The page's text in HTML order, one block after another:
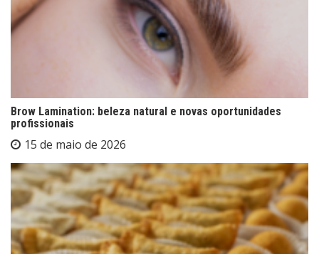
Brow Lamination: beleza natural e novas oportunidades
profissionais
15 de maio de 2026